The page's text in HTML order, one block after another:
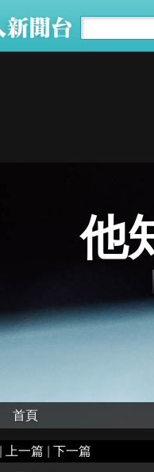
他
首頁
上一篇 下一篇